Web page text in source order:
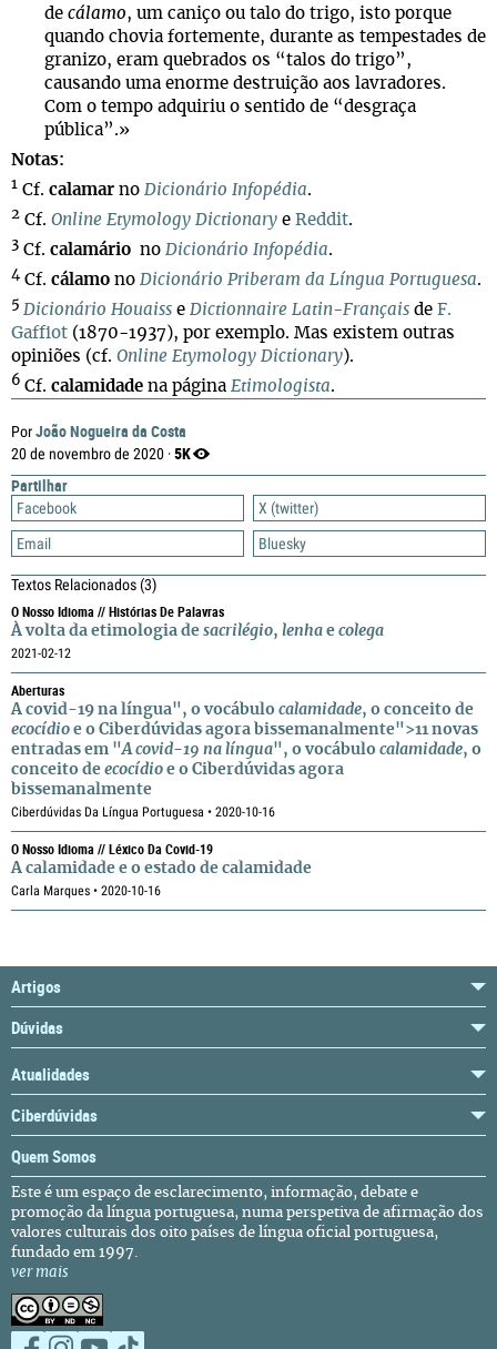
PorJoão Nogueira da Costa
20 de novembro de 2020 ·5K
Partilhar
Facebook
X (twitter)
Email
Bluesky
Textos Relacionados(3)
O Nosso Idioma // Histórias De Palavras
À volta da etimologia de sacrilégio, lenha e colega
2021-02-12
Aberturas
A covid-19 na língua", o vocábulo calamidade, o conceito de
ecocídio e o Ciberdúvidas agora bissemanalmente">11 novas
entradas em "A covid-19 na língua", o vocábulo calamidade, o
conceito de ecocídio e o Ciberdúvidas agora
bissemanalmente
Ciberdúvidas Da Língua Portuguesa • 2020-10-16
O Nosso Idioma // Léxico Da Covid-19
A calamidade e o estado de calamidade
Carla Marques • 2020-10-16
de cálamo, um caniço ou talo do trigo, isto porque
quando chovia fortemente, durante as tempestades de
granizo, eram quebrados os “talos do trigo”,
causando uma enorme destruição aos lavradores.
Com o tempo adquiriu o sentido de “desgraça
pública”.»
Notas:
1 Cf. calamar no Dicionário Infopédia.
2 Cf. Online Etymology Dictionary e Reddit.
3 Cf. calamário no Dicionário Infopédia.
4Cf. cálamo no Dicionário Priberam da Língua Portuguesa.
5 Dicionário Houaiss e Dictionnaire Latin-Français de F.
Gaffiot (1870-1937), por exemplo. Mas existem outras
opiniões (cf. Online Etymology Dictionary).
6 Cf. calamidade na página Etimologista.
Artigos
Dúvidas
Atualidades
Ciberdúvidas
Quem Somos
Este é um espaço de esclarecimento, informação, debate e
promoção da língua portuguesa, numa perspetiva de afirmação dos
valores culturais dos oito países de língua oficial portuguesa,
fundado em 1997.
ver mais